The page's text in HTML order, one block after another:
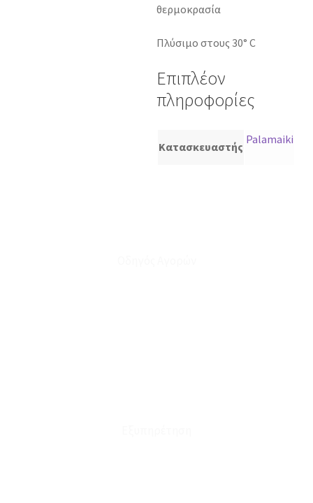
θερμοκρασία
Πλύσιμο στους 30° C
Επιπλέον
πληροφορίες
Κατασκευαστής
Palamaiki